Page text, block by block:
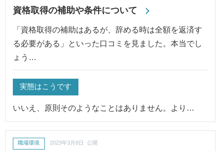
資格取得の補助や条件について
「資格取得の補助はあるが、辞める時は全額を返済す
る必要がある」といった口コミを見ました。本当でし
ょう…
実態はこうです
いいえ、原則そのようなことはありません。より…
職場環境 2023年3月8日 公開